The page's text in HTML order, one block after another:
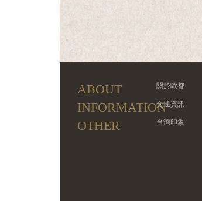
ABOUT 關於歐都
INFORMATION交通資訊
OTHER 台灣印象